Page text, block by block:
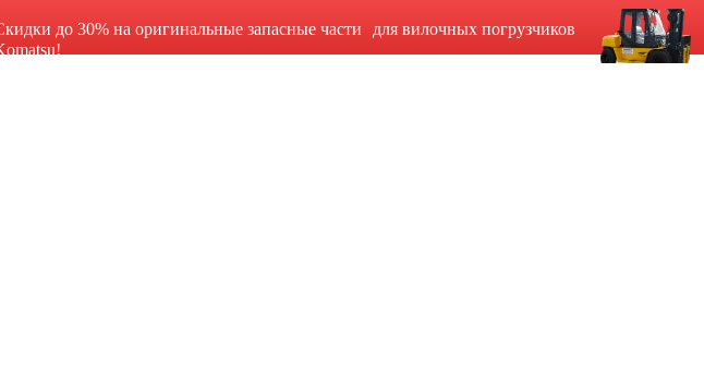
до 30% на оригинальные запасные части для вилочных погрузчиков